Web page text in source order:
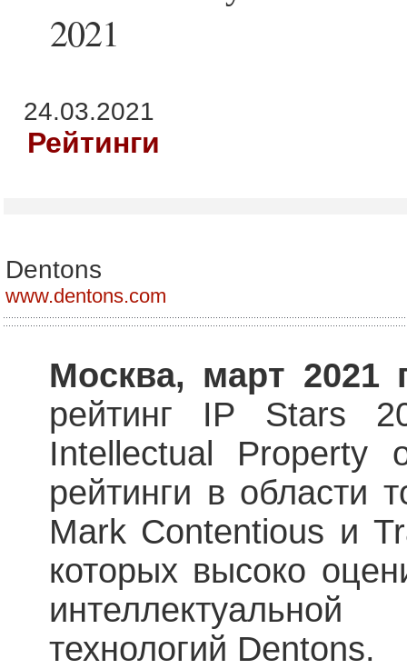
2021
24.03.2021
Рейтинги
Dentons
www.dentons.com
Москва, март 2021
рейтинг IP Stars
Intellectual Property
рейтинги в области
Mark Contentious и
которых высоко
технологий Dentons.